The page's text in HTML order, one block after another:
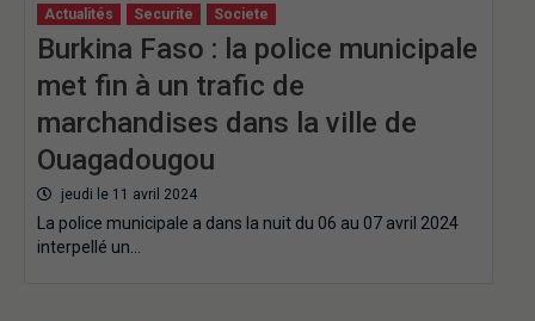
Actualités Securite Societe
Burkina Faso : la police municipale
met fin à un trafic de
marchandises dans la ville de
Ouagadougou
jeudi le 11 avril 2024
La police municipale a dans la nuit du 06 au 07 avril 2024
interpellé un…